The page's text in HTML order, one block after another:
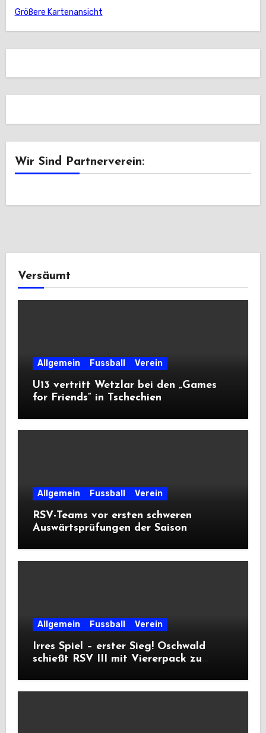
Größere Kartenansicht
Wir Sind Partnerverein:
Versäumt
Allgemein Fussball Verein
U13 vertritt Wetzlar bei den „Games
for Friends“ in Tschechien
Allgemein Fussball Verein
RSV-Teams vor ersten schweren
Auswärtsprüfungen der Saison
Allgemein Fussball Verein
Irres Spiel – erster Sieg! Oschwald
schießt RSV III mit Viererpack zu